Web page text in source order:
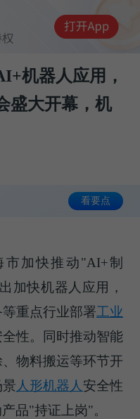
机器人应用，
盛大开幕，机
看要点
加快推动"AI+制
加快机器人应用，
重点行业部署工业
全性。同时推动智能
物料搬运等环节开
人形机器人安全性
品"持证上岗"。